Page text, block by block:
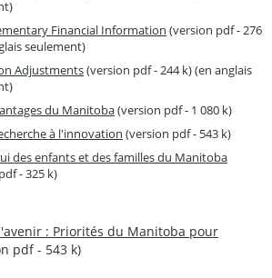
Financial Information (version pdf - 276
seulement)
Adjustments(version pdf - 244 k) (en anglais
du Manitoba(version pdf - 1 080 k)
à l'innovation (version pdf - 543 k)
des enfants et des familles du Manitoba
- 325 k)
: Priorités du Manitoba pour
pdf - 543 k)